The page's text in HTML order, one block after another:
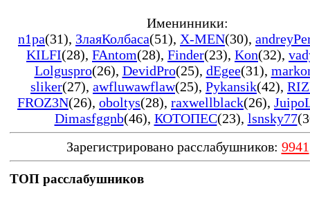
Именинники:
n1pa(31), ЗлаяКолбаса(51), X-MEN(30),
KILFI(28), FAntom(28), Finder(23), Kon(32),
Lolguspro(26), DevidPro(25), dEgee(31),
sliker(27), awfluwawflaw(25), Pykansik(42),
FROZ3N(26), oboltys(28), raxwellblack(26),
Dimasfggnb(46), КОТОПЕС(23), lsnsky77
Зарегистрировано расслабушников: 9941
ТОП расслабушников